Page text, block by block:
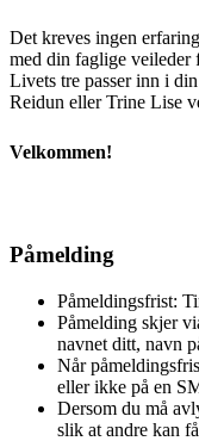
Det kreves ingen
med din faglige veileder
Livets tre passer inn i
Reidun eller Trine Lise
Velkommen!
Påmelding
Påmeldingsfrist:
Påmelding skjer
navnet ditt, navn
Når
eller ikke på en
Dersom du må
slik at andre kan